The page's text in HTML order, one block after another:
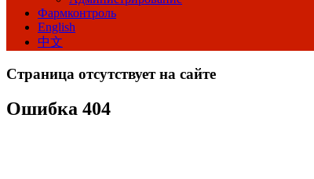
Фармконтроль
English
中文
Страница отсутствует на сайте
Ошибка 404